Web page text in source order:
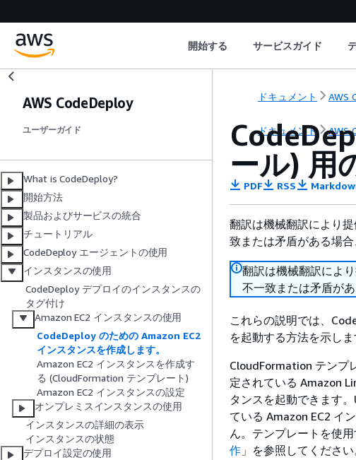
開始する サービスガイド
AWS CodeDeploy
ユーザーガイド
What is CodeDeploy?
開始方法
製品およびサービスの統合
チュートリアル
CodeDeploy エージェントの使用
インスタンスの使用
CodeDeploy デプロイのインスタンスの
タグ付け
Amazon EC2 インスタンスの使用
CodeDeploy のための Amazon EC2
インスタンスを作成します。
Amazon EC2 インスタンスを作成す
る (CloudFormation テンプレート)
Amazon EC2 インスタンスの設定
オンプレミスインスタンスの使用
インスタンスの詳細の表示
インスタンスの状態
デプロイ設定の使用
ドキュメント AWS
ドキュメント AWS
ール) 用
PDF RSS
翻訳は機械翻訳により
致または矛盾がある場合
翻訳は機械翻訳によ
不一致または矛盾が
これらの説明では、
を起動する方法を示しま
CloudFormation テンプ
定されている Amazon
タンスを起動できます
ている Amazon EC2 イ
ん。テンプレートを使
作 」を参照してください